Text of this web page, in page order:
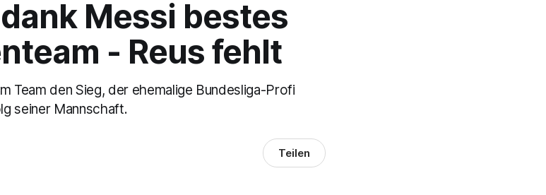
Messi bestes
- Reus fehlt
Team den Sieg, der ehemalige Bundesliga-Profi
seiner Mannschaft.
Teilen